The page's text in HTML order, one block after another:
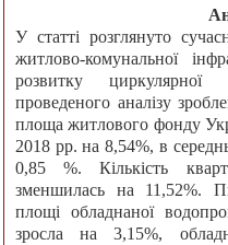
У статті розглянуто
житлово-комунальної
розвитку циркулярної
проведеного аналізу
площа житлового фонду
2018 рр. на 8,54%, в
0,85 %. Кількість
зменшилась на 11,52%.
площі обладнаної
зросла на 3,15%,